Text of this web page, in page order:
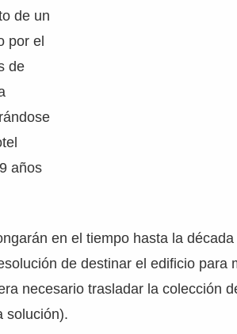
de un
por el
de
años
en el tiempo hasta la década
de destinar el edificio para
necesario trasladar la colección
solución).